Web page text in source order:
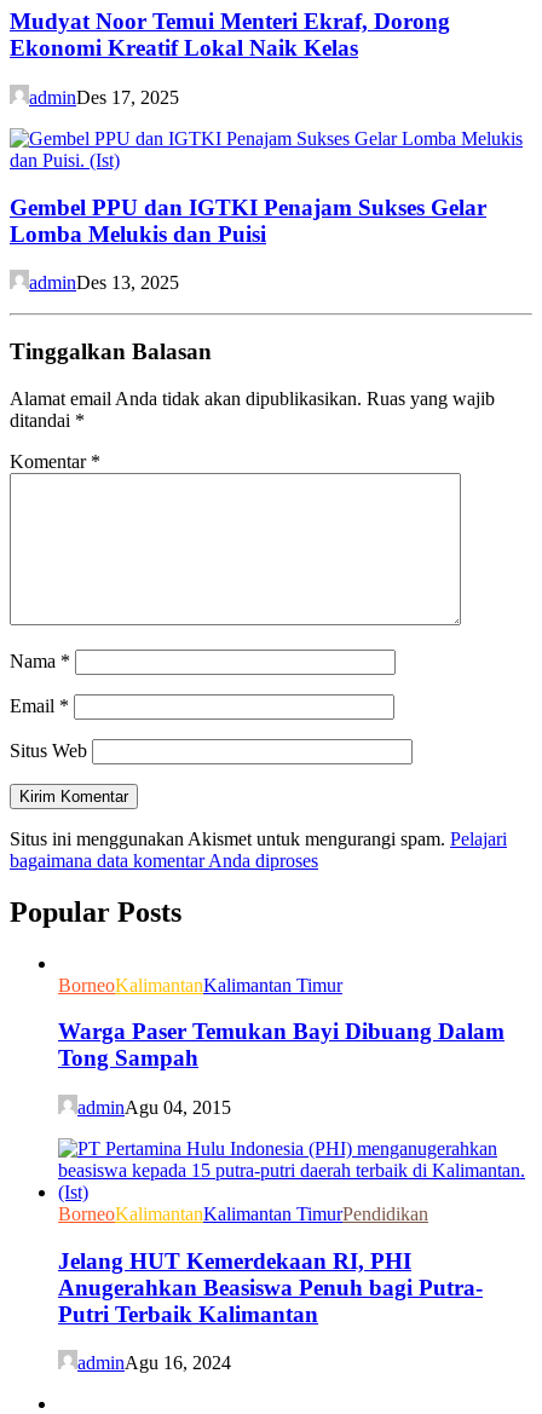
Mudyat Noor Temui Menteri Ekraf, Dorong
Ekonomi Kreatif Lokal Naik Kelas
adminDes 17, 2025
Gembel PPU dan IGTKI Penajam Sukses Gelar
Lomba Melukis dan Puisi
adminDes 13, 2025
Tinggalkan Balasan
Alamat email Anda tidak akan dipublikasikan. Ruas yang wajib
ditandai *
Komentar *
Nama *
Email *
Situs Web
Situs ini menggunakan Akismet untuk mengurangi spam. Pelajari
bagaimana data komentar Anda diproses
Popular Posts
BorneoKalimantanKalimantan Timur
Warga Paser Temukan Bayi Dibuang Dalam
Tong Sampah
adminAgu 04, 2015
BorneoKalimantanKalimantan TimurPendidikan
Jelang HUT Kemerdekaan RI, PHI
Anugerahkan Beasiswa Penuh bagi Putra-
Putri Terbaik Kalimantan
adminAgu 16, 2024